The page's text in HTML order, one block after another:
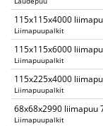
115x115x4000
Liimapuupalkit
115x115x6000
Liimapuupalkit
115x225x4000
Liimapuupalkit
68x68x2990 liimapuu
Liimapuupalkit